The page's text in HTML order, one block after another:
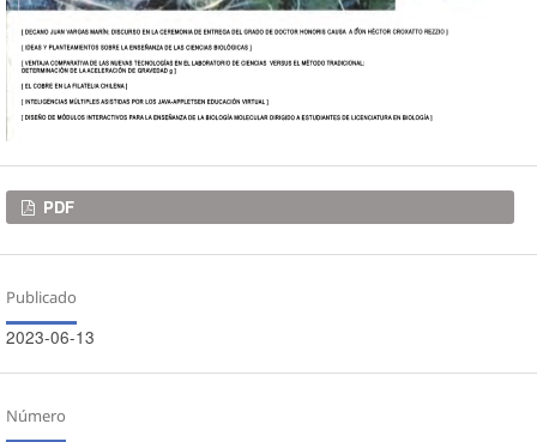
Descargas
PDF
Publicado
2023-06-13
Número